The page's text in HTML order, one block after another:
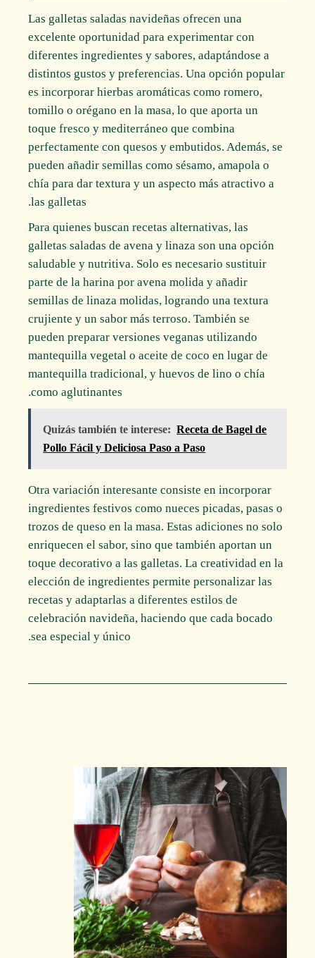
Las galletas saladas navideñas ofrecen una
excelente oportunidad para experimentar con
diferentes ingredientes y sabores, adaptándose a
distintos gustos y preferencias. Una opción popular
es incorporar hierbas aromáticas como romero,
tomillo o orégano en la masa, lo que aporta un
toque fresco y mediterráneo que combina
perfectamente con quesos y embutidos. Además, se
pueden añadir semillas como sésamo, amapola o
chía para dar textura y un aspecto más atractivo a
las galletas.
Para quienes buscan recetas alternativas, las
galletas saladas de avena y linaza son una opción
saludable y nutritiva. Solo es necesario sustituir
parte de la harina por avena molida y añadir
semillas de linaza molidas, logrando una textura
crujiente y un sabor más terroso. También se
pueden preparar versiones veganas utilizando
mantequilla vegetal o aceite de coco en lugar de
mantequilla tradicional, y huevos de lino o chía
como aglutinantes.
Quizás también te interese: Receta de Bagel de
Pollo Fácil y Deliciosa Paso a Paso
Otra variación interesante consiste en incorporar
ingredientes festivos como nueces picadas, pasas o
trozos de queso en la masa. Estas adiciones no solo
enriquecen el sabor, sino que también aportan un
toque decorativo a las galletas. La creatividad en la
elección de ingredientes permite personalizar las
recetas y adaptarlas a diferentes estilos de
celebración navideña, haciendo que cada bocado
sea especial y único.